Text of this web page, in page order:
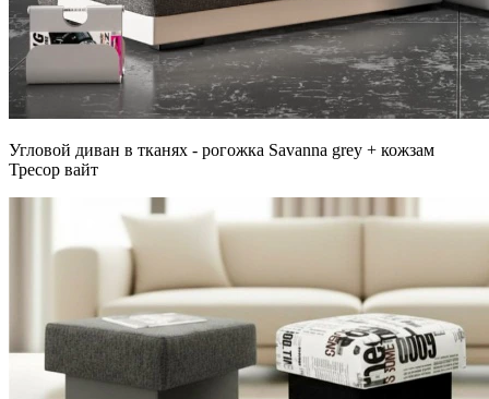
Угловой диван в тканях - рогожка Savanna grey + кожзам
Тресор вайт